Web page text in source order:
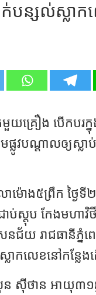
ាក់បន្សល់ស្លា
មួយគ្រឿង បើកប
វបណ្តាលឲ្យស្លា
ម៉ោង៥ព្រឹក ថ្ងៃទី
ប់ស្តុប កែងមហាវិ
ជ័យ រាជធានីភ្នំព
លាកលេខនៅកន្លែ
ន ស៊ីថាន អាយុ៣